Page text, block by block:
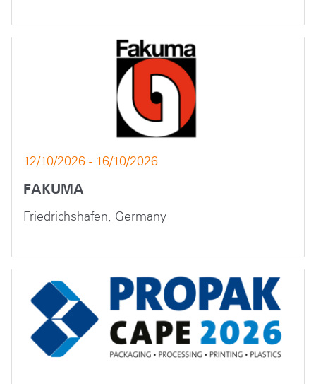
FAKUMA
12/10/2026 - 16/10/2026
Friedrichshafen, Germany